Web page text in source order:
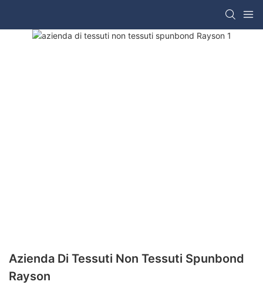
Azienda Di Tessuti Non Tessuti Spunbond
Rayson